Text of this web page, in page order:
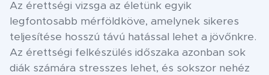
Az érettségi vizsga az életünk egyik
legfontosabb mérföldköve, amelynek sikeres
teljesítése hosszú távú hatással lehet a jövőnkre.
Az érettségi felkészülés időszaka azonban sok
diák számára stresszes lehet, és sokszor nehéz